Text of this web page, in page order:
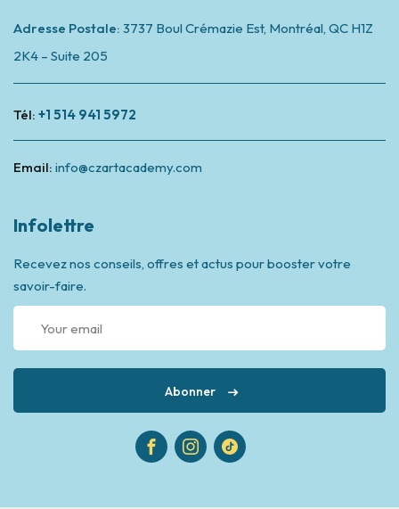
Adresse Postale: 3737 Boul Crémazie Est, Montréal, QC H1Z
2K4 – Suite 205
Tél: +1 514 941 5972
Email: info@czartacademy.com
Infolettre
Recevez nos conseils, offres et actus pour booster votre
savoir-faire.
Abonner